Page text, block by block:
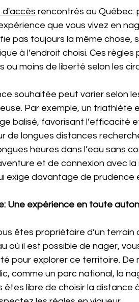
d'accès rencontrés au Québec:
que vous vivez en
pas toujours la même chose,
à l’endroit choisi. Ces
ou moins de liberté selon les
souhaitée peut varier selon
Par exemple, un triathlète
balisé, favorisant l’efficacité
de longues distances
heures dans l’eau sans
et de connexion avec
exige davantage de prudence
Une expérience en toute
êtes propriétaire d’un
où il est possible de nager,
pour explorer ce territoire. De
comme un parc national, la
libre de choisir la distance